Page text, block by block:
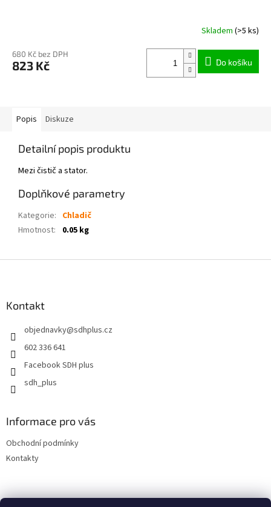
Skladem (>5 ks)
680 Kč bez DPH
823 Kč Do košíku
Popis Diskuze
Detailní popis produktu
Mezi čistič a stator.
Doplňkové parametry
Kategorie: Chladič
Hmotnost: 0.05 kg
Kontakt
objednavky@sdhplus.cz
602 336 641
Facebook SDH plus
sdh_plus
Informace pro vás
Obchodní podmínky
Kontakty